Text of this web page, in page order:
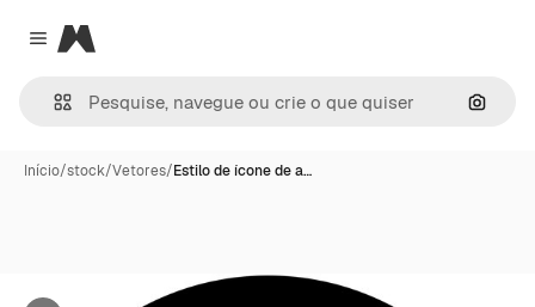
Close menu
Magnific
Início/stock/Vetores/Estilo de ícone de a…